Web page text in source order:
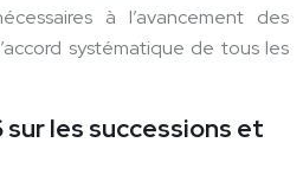
à l’avancement des
systématique de tous les
sur les successions et